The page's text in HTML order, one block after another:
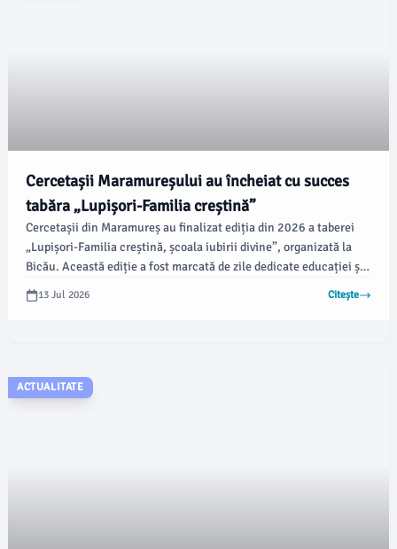
Cercetașii Maramureșului au încheiat cu succes
tabăra „Lupișori-Familia creștină”
Cercetașii din Maramureș au finalizat ediția din 2026 a taberei
„Lupișori-Familia creștină, școala iubirii divine”, organizată la
Bicău. Această ediție a fost marcată de zile dedicate educației și
activităților recreative în natură, desfășurându-se fără incidente,
conform informațiilor transmise de organizatori.
13 Jul 2026 Citește
ACTUALITATE